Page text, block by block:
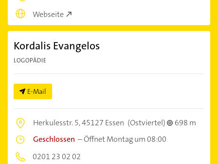
Webseite
Kordalis Evangelos
LOGOPÄDIE
E-Mail
Herkulesstr. 5,45127 Essen (Ostviertel)
698 m
Geschlossen –Öffnet Montag um 08:00
0201 23 02 02